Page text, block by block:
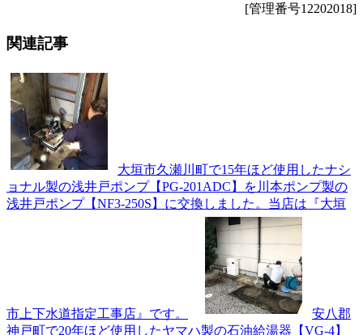
[管理番号12202018]
関連記事
大垣市久瀬川町で15年ほど使用したナシ
ョナル製の浅井戸ポンプ【PG-201ADC】を川本ポンプ製の
浅井戸ポンプ【NF3-250S】に交換しました。当店は『大垣
市上下水道指定工事店』です。
安八郡
神戸町で20年ほど使用したヤマハ製の石油給湯器【VG-4】